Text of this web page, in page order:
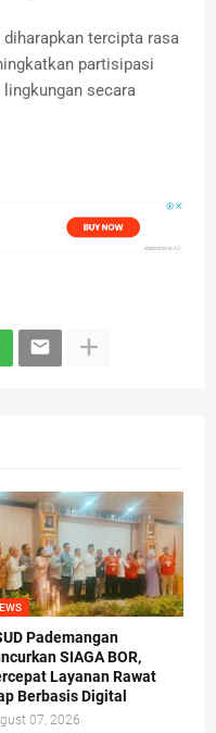
tercipta rasa
partisipasi
secara
Pademangan
SIAGA BOR,
Layanan Rawat
Berbasis Digital
07, 2026